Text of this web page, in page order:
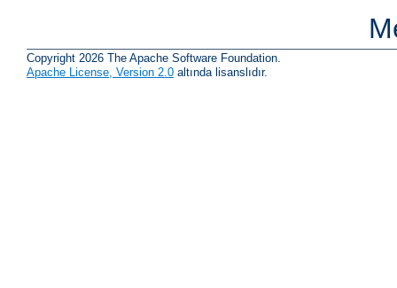
Copyright 2026 The Apache Software Foundation.
Apache License, Version 2.0 altında lisanslıdır.